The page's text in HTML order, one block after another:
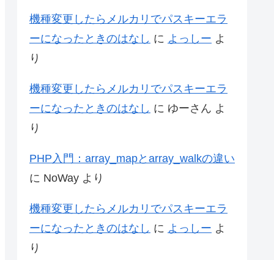
機種変更したらメルカリでパスキーエラ
ーになったときのはなし に よっしー よ
り
機種変更したらメルカリでパスキーエラ
ーになったときのはなし に ゆーさん よ
り
PHP入門：array_mapとarray_walkの違い
に NoWay より
機種変更したらメルカリでパスキーエラ
ーになったときのはなし に よっしー よ
り